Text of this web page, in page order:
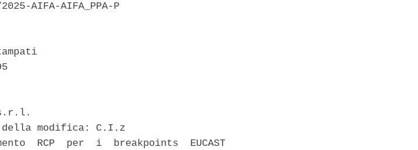
AIFA-AIFA_PPA-P
modifica: C.I.z
RCP  per  i  breakpoints  EUCAST